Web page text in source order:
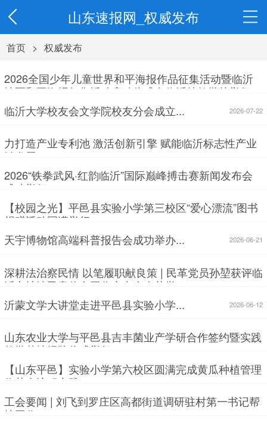
山东速报网_权威发布
首页 > 权威发布
2026全国少年儿童世界和平海报作品征集活动暨临沂
地区和平海报征集活动启动仪式在临沂特教学校举行...
临沂大学校友会文学院校友分会成立... 2026-07-22
力打造产业专利池 激活创新引擎 赋能临沂标志性产业
链发展...
2026“铁拳武风·红韵临沂”国际巅峰搏击赛新闻发布会
成功举行...
【校园之光】平邑县实验小学第三校区“爱心漂流”图书
捐赠活动圆满举行...
天宇博物馆高端科普报告会成功举办... 2026-06-21
深耕法治察民情 以笔履职献良策 | 民革党员孙堃获评临
沂市社情民意信息工作突出个人荣誉...
沂蒙文学大讲堂走进平邑县实验小学... 2026-06-12
山东农业大学与平邑县吉丰菌业产学研合作签约暨实践
教学基地揭牌仪式举行 ...
【山东平邑】实验小学第六校区圆满完成黄瓜种植管理
收获全流程实践...
工会要闻 | 刘飞到罗庄区高都街道调研驻村第一书记帮
扶工作 ...